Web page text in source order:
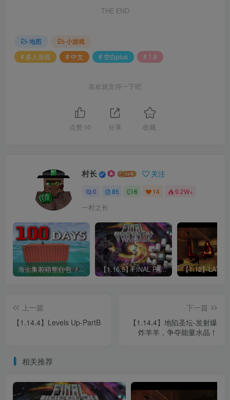
THE END
地图
小游戏
# 多人游戏
# 中文 # 空白plus # 1.8
喜欢就支持一下吧
点赞 10 分享 收藏
村长 关注
0 85 6 14 9.2W+
一村之长
海上集装箱整合包（1.20.1）：一根鱼竿钓万物，极限生存100天 【1.16.5】FINAL PARADOX 最终悖论!
上一篇
【1.14.4】Levels Up-PartB
下一篇
【1.14.4】地陷圣坛-发射爆
炸羊羊，争夺能量水晶！
相关推荐